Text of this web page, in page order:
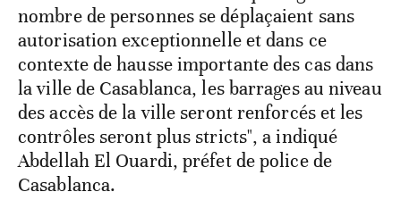
nombre de personnes se déplaçaient sans
autorisation exceptionnelle et dans ce
contexte de hausse importante des cas dans
la ville de Casablanca, les barrages au niveau
des accès de la ville seront renforcés et les
contrôles seront plus stricts", a indiqué
Abdellah El Ouardi, préfet de police de
Casablanca.